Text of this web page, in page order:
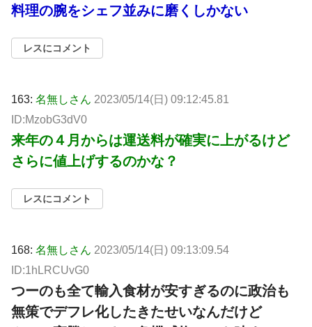
料理の腕をシェフ並みに磨くしかない
レスにコメント
163: 名無しさん 2023/05/14(日) 09:12:45.81
ID:MzobG3dV0
来年の４月からは運送料が確実に上がるけど
さらに値上げするのかな？
レスにコメント
168: 名無しさん 2023/05/14(日) 09:13:09.54
ID:1hLRCUvG0
つーのも全て輸入食材が安すぎるのに政治も
無策でデフレ化したきたせいなんだけど